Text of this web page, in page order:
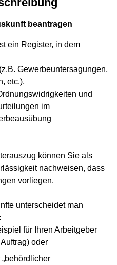
beantragen
ein Register, in dem
Gewerbeuntersagungen,
etc.),
und
im
können Sie als
nachweisen, dass
vorliegen.
unterscheidet man
für Ihren Arbeitgeber
oder